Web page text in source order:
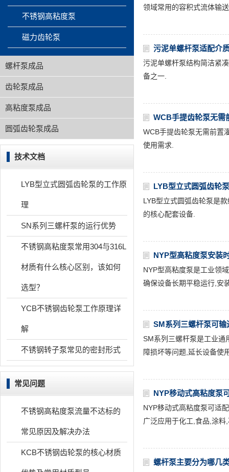
领域常用的容积式流体输
污泥单螺杆泵适配介
污泥单螺杆泵结构简洁紧
备之一.
WCB手提齿轮泵无需
WCB手提齿轮泵无需前置
使用需求.
LYB型立式圆弧齿轮
LYB型立式圆弧齿轮泵是
的核心配套设备.
NYP型高粘度泵安装
NYP型高粘度泵是工业领
确保设备长期平稳运行,安
SM系列三螺杆泵可
SM系列三螺杆泵是工业通
障损坏等问题,延长设备使
NYP移动式高粘度泵
NYP移动式高粘度泵可适
广泛应用于化工,食品,涂料
螺杆泵主要分为哪几
不锈钢高粘度泵
磁力齿轮泵
螺杆泵成品
齿轮泵成品
高粘度泵成品
圆弧齿轮泵成品
技术文档
LYB型立式圆弧齿轮泵的工作原
理
SN系列三螺杆泵的运行优势
不锈钢高粘度泵常用304与316L
材质有什么核心区别，该如何
选型？
YCB不锈钢齿轮泵工作原理详
解
不锈钢转子泵常见的密封形式
常见问题
不锈钢高粘度泵流量不达标的
常见原因及解决办法
KCB不锈钢齿轮泵的核心材质